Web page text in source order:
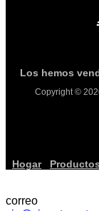
Los hemos
Copyright ©
Hogar Productos
correo